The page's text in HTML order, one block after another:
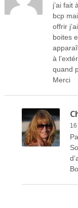
j’ai fait
bcp
offrir
boites
à
quand
Merci